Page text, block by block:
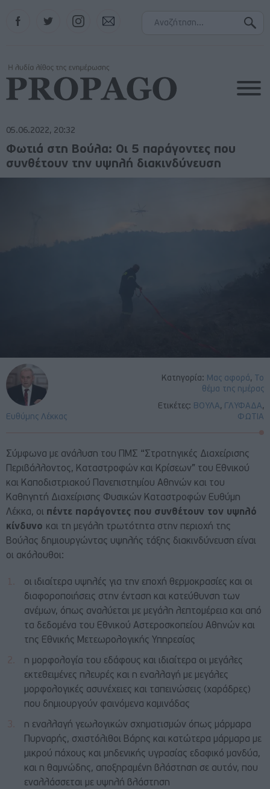
Instagram
05.06.2022, 20:32
Κατηγορία: Μας αφορά, Το
θέμα της ημέρας
Ετικέτες: ΒΟΥΛΑ, ΓΛΥΦΑΔΑ,
ΦΩΤΙΑ
Ευθύμης Λέκκας
Φωτιά στη Βούλα: Οι 5 παράγοντες που
συνθέτουν την υψηλή διακινδύνευση
Σύμφωνα με ανάλυση του ΠΜΣ “Στρατηγικές Διαχείρισης
Περιβάλλοντος, Καταστροφών και Κρίσεων” του Εθνικού
και Καποδιστριακού Πανεπιστημίου Αθηνών και του
Καθηγητή Διαχείρισης Φυσικών Καταστροφών Ευθύμη
Λέκκα, οι πέντε παράγοντες που συνθέτουν τον υψηλό
κίνδυνο και τη μεγάλη τρωτότητα στην περιοχή της
Βούλας δημιουργώντας υψηλής τάξης διακινδύνευση είναι
οι ακόλουθοι:
οι ιδιαίτερα υψηλές για την εποχή θερμοκρασίες και οι
διαφοροποιήσεις στην ένταση και κατεύθυνση των
ανέμων, όπως αναλύεται με μεγάλη λεπτομέρεια και από
τα δεδομένα του Εθνικού Αστεροσκοπείου Αθηνών και
της Εθνικής Μετεωρολογικής Υπηρεσίας
η μορφολογία του εδάφους και ιδιαίτερα οι μεγάλες
εκτεθειμένες πλευρές και η εναλλαγή με μεγάλες
μορφολογικές ασυνέχειες και ταπεινώσεις (χαράδρες)
που δημιουργούν φαινόμενα καμινάδας
η εναλλαγή γεωλογικών σχηματισμών όπως μάρμαρα
Πυρναρής, σχιστόλιθοι Βάρης και κατώτερα μάρμαρα με
μικρού πάχους και μηδενικής υγρασίας εδαφικό μανδύα,
και η θαμνώδης, αποξηραμένη βλάστηση σε αυτόν, που
εναλλάσσεται με υψηλή βλάστηση